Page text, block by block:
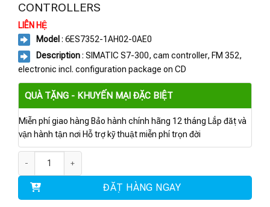
CONTROLLERS
LIÊN HỆ
Model : 6ES7352-1AH02-0AE0
Description: SIMATIC S7-300, cam controller, FM 352,
electronic incl. configuration package on CD
QUÀ TẶNG - KHUYẾN MẠI ĐẶC BIỆT
Miễn phí giao hàng Bảo hành chính hãng 12 tháng Lắp đặt và
vận hành tận nơi Hỗ trợ kỹ thuật miễn phí trọn đời
ĐẶT HÀNG NGAY